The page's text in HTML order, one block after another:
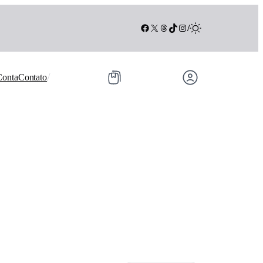
Facebook
X Threads
TikTok
Instagram
/
Contato/